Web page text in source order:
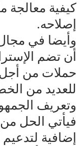
كيفية معالجة
إصلاحه.
وأيضا في
أن تضم
حملات من أجل
للعديد من
وتعريف
فيأتي الحل
إضافية